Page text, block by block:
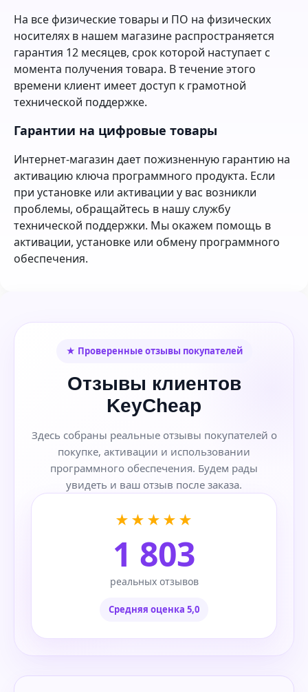
На все физические товары и ПО на физических
носителях в нашем магазине распространяется
гарантия 12 месяцев, срок которой наступает с
момента получения товара. В течение этого
времени клиент имеет доступ к грамотной
технической поддержке.
Гарантии на цифровые товары
Интернет-магазин дает пожизненную гарантию на
активацию ключа программного продукта. Если
при установке или активации у вас возникли
проблемы, обращайтесь в нашу службу
технической поддержки. Мы окажем помощь в
активации, установке или обмену программного
обеспечения.
★ Проверенные отзывы покупателей
Отзывы клиентов
KeyCheap
Здесь собраны реальные отзывы покупателей о
покупке, активации и использовании
программного обеспечения. Будем рады
увидеть и ваш отзыв после заказа.
★★★★★
1 803
реальных отзывов
Средняя оценка 5,0